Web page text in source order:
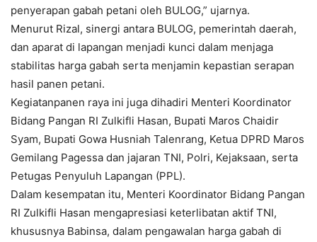
penyerapan gabah petani oleh BULOG,” ujarnya.
Menurut Rizal, sinergi antara BULOG, pemerintah daerah,
dan aparat di lapangan menjadi kunci dalam menjaga
stabilitas harga gabah serta menjamin kepastian serapan
hasil panen petani.
Kegiatanpanen raya ini juga dihadiri Menteri Koordinator
Bidang Pangan RI Zulkifli Hasan, Bupati Maros Chaidir
Syam, Bupati Gowa Husniah Talenrang, Ketua DPRD Maros
Gemilang Pagessa dan jajaran TNI, Polri, Kejaksaan, serta
Petugas Penyuluh Lapangan (PPL).
Dalam kesempatan itu, Menteri Koordinator Bidang Pangan
RI Zulkifli Hasan mengapresiasi keterlibatan aktif TNI,
khususnya Babinsa, dalam pengawalan harga gabah di